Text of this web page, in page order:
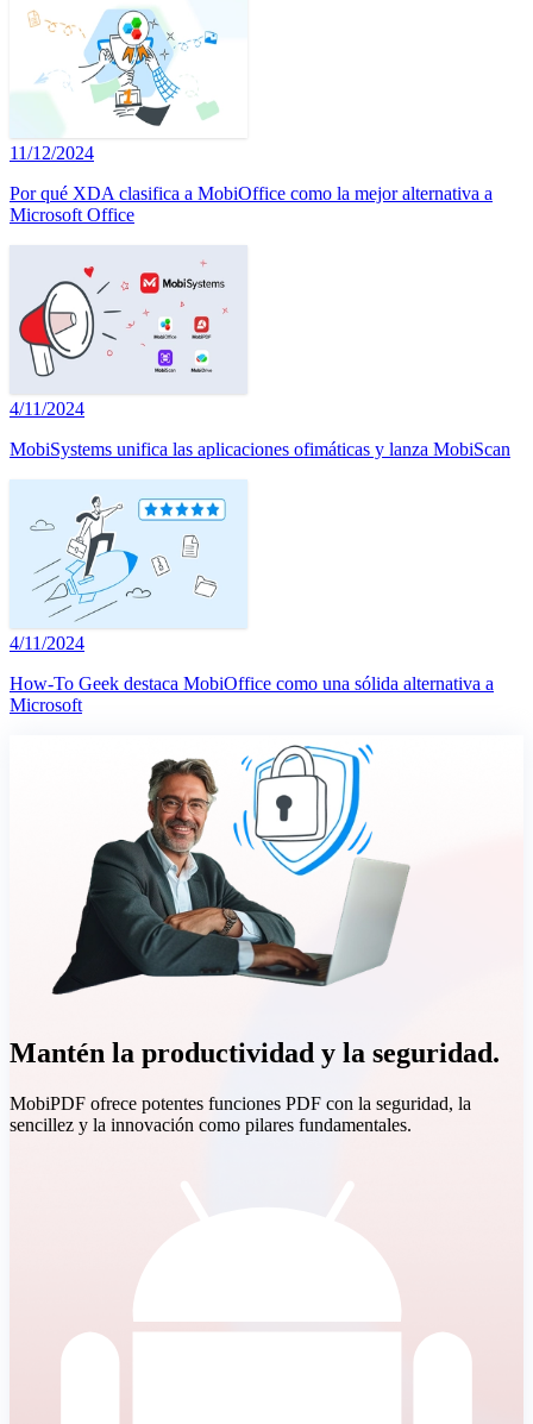
11/12/2024
Por qué XDA clasifica a MobiOffice como la mejor alternativa a
Microsoft Office
4/11/2024
MobiSystems unifica las aplicaciones ofimáticas y lanza MobiScan
4/11/2024
How-To Geek destaca MobiOffice como una sólida alternativa a
Microsoft
Mantén la productividad y la seguridad.
MobiPDF ofrece potentes funciones PDF con la seguridad, la
sencillez y la innovación como pilares fundamentales.